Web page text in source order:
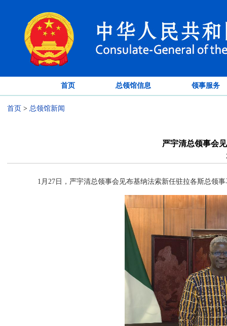
首页 总领馆信息 领事服务
首页 > 总领馆新闻
严宇清总领事会
1月27日，严宇清总领事会见布基纳法索新任驻拉各斯总领